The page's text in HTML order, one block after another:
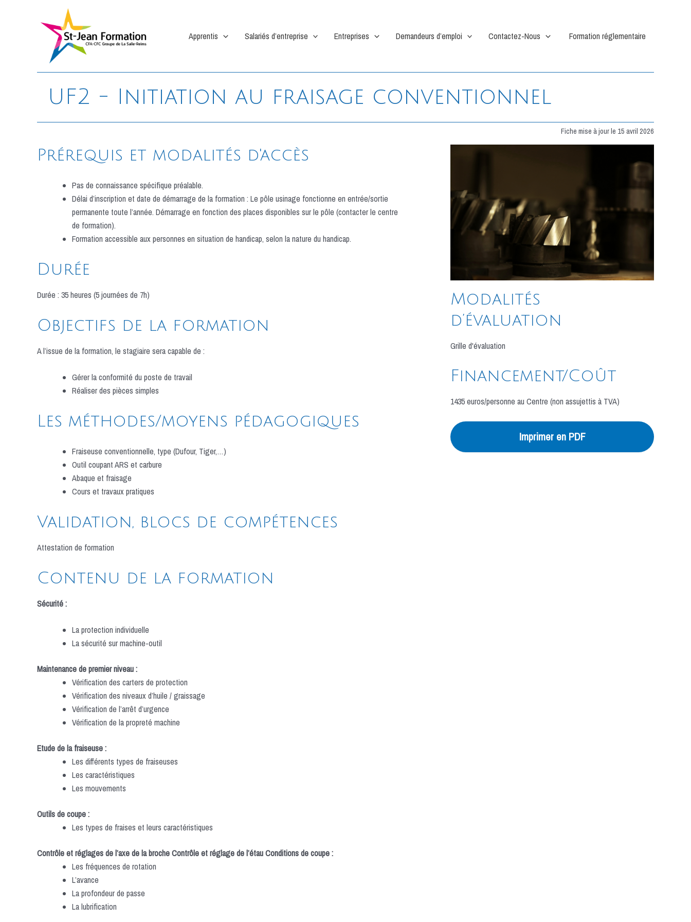
Apprentis Salariés d’entreprise Entreprises Demandeurs d’emploi Contactez-Nous Formation réglementaire
UF2 - Initiation au fraisage conventionnel
Fiche mise à jour le 15 avril 2026
Prérequis et modalités d'accès
Pas de connaissance spécifique préalable.
Délai d’inscription et date de démarrage de la formation : Le pôle usinage fonctionne en entrée/sortie
permanente toute l’année. Démarrage en fonction des places disponibles sur le pôle (contacter le centre
de formation).
Formation accessible aux personnes en situation de handicap, selon la nature du handicap.
Durée
Durée : 35 heures (5 journées de 7h)
Objectifs de la formation
A l’issue de la formation, le stagiaire sera capable de :
Gérer la conformité du poste de travail
Réaliser des pièces simples
Les méthodes/moyens pédagogiques
Fraiseuse conventionnelle, type (Dufour, Tiger,…)
Outil coupant ARS et carbure
Abaque et fraisage
Cours et travaux pratiques
Validation, blocs de compétences
Attestation de formation
Contenu de la formation
Sécurité :
La protection individuelle
La sécurité sur machine-outil
Maintenance de premier niveau :
Vérification des carters de protection
Vérification des niveaux d’huile / graissage
Vérification de l’arrêt d’urgence
Vérification de la propreté machine
Etude de la fraiseuse :
Les différents types de fraiseuses
Les caractéristiques
Les mouvements
Outils de coupe :
Les types de fraises et leurs caractéristiques
Contrôle et réglages de l’axe de la brocheContrôle et réglage de l’étauConditions de coupe :
Les fréquences de rotation
L’avance
La profondeur de passe
La lubrification
Modalités
d’évaluation
Grille d'évaluation
Financement/Coût
1435 euros/personne au Centre (non assujettis à TVA)
Imprimer en PDF